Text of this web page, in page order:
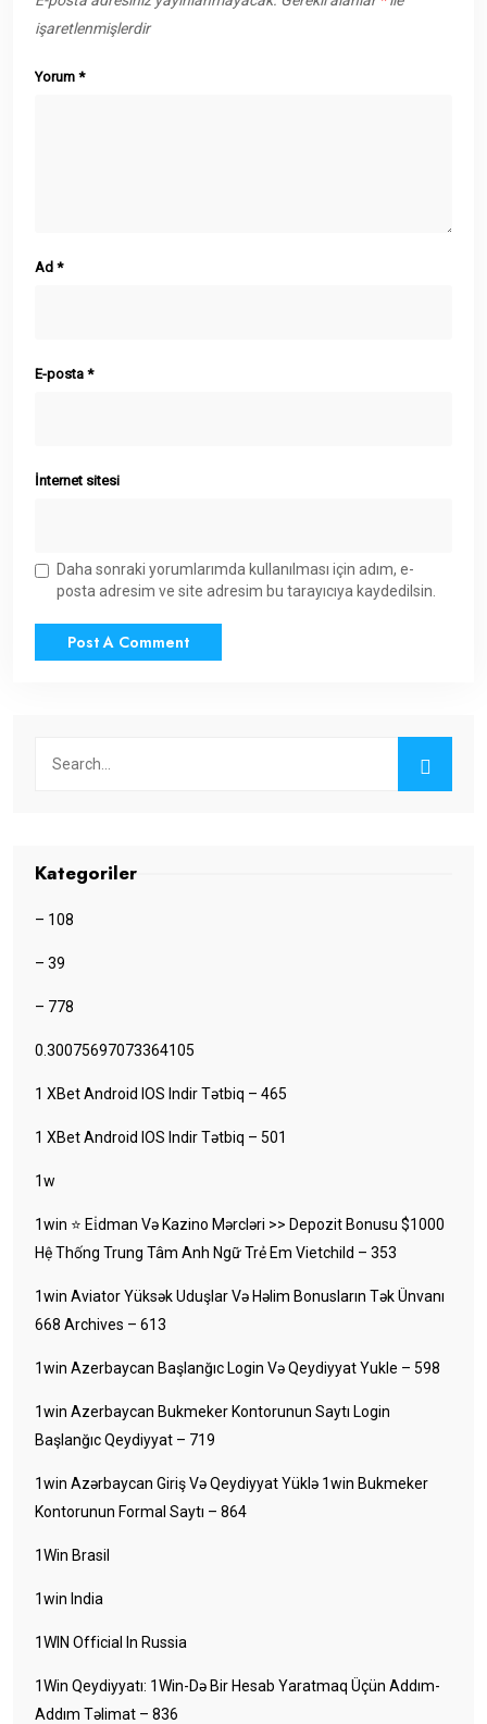
işaretlenmişlerdir
Yorum *
Ad *
E-posta *
İnternet sitesi
Daha sonraki yorumlarımda kullanılması için adım, e-
posta adresim ve site adresim bu tarayıcıya kaydedilsin.
Kategoriler
– 108
– 39
– 778
0.30075697073364105
1 XBet Android IOS Indir Tətbiq – 465
1 XBet Android IOS Indir Tətbiq – 501
1w
1win ⭐ Ei̇dman Və Kazino Mərcləri >> Depozit Bonusu $1000
Hệ Thống Trung Tâm Anh Ngữ Trẻ Em Vietchild – 353
1win Aviator Yüksək Uduşlar Və Həlim Bonusların Tək Ünvanı
668 Archives – 613
1win Azerbaycan Başlanğıc Login Və Qeydiyyat Yukle – 598
1win Azerbaycan Bukmeker Kontorunun Saytı Login
Başlanğıc Qeydiyyat – 719
1win Azərbaycan Giriş Və Qeydiyyat Yüklə 1win Bukmeker
Kontorunun Formal Saytı – 864
1Win Brasil
1win India
1WIN Official In Russia
1Win Qeydiyyatı: 1Win-Də Bir Hesab Yaratmaq Üçün Addım-
Addım Təlimat – 836